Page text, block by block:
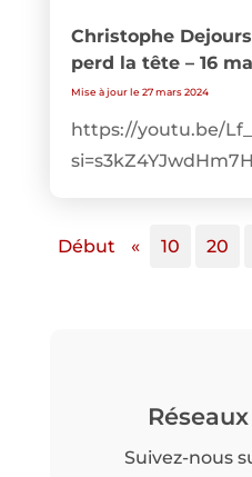
Christophe
perd la tête – 16
Mise à jour le 27 mars 2024
https://youtu.be/
Début « 10 20
Suivez-nous